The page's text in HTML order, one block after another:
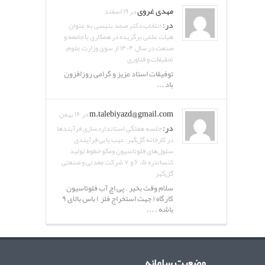
مهدی غرویدر ۱۹ اسفند
در:انتخاب دکتر صمد بنیسی به عنوان
هیات علمی برگزیده در همکاری با جامعه و
صنعت در سال ۱۴۰۴ از سوی وزارت علوم،
تحقیقات و فناوری
توفیقات استاد عزیز و گرامی روزافزون
باد ...
m.talebiyazd@gmail.comدر ۱۶ بهمن
در:جلسه هفتگی استانداردسازی فرآیندها
در کارخانه گل‌گهر: عیب یابی فرآیندی
سلول‌های فلوتاسیون ومکو خطوط تولید
کنسانتره ۵، ۶ و ۷ شرکت معدنی و صنعتی
گل‌گهر
سلام وقت بخیر . پی اچ آب فلوتاسیون
کارگاه ( جهت استخراج فلز ) باس بالای ۹
باشه . ...